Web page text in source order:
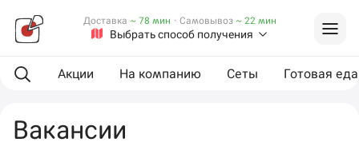
Выбрать способ получения
Доставка ~ 78 мин · Самовывоз ~ 22 мин
Акции На компанию Сеты Готовая еда
Вакансии